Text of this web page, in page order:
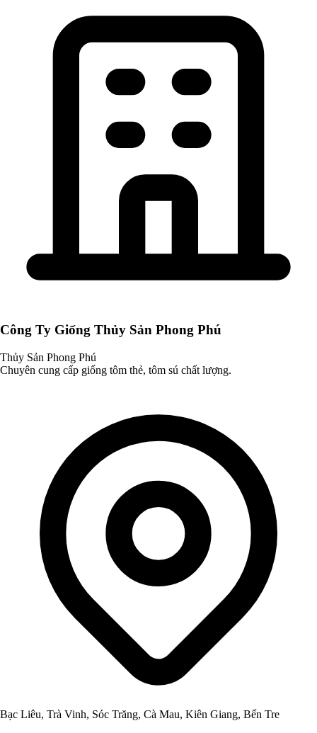
Công Ty Giống Thủy Sản Phong Phú
Thủy Sản Phong Phú
Chuyên cung cấp giống tôm thẻ, tôm sú chất lượng.
Bạc Liêu, Trà Vinh, Sóc Trăng, Cà Mau, Kiên Giang, Bến Tre